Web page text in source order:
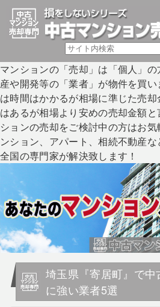
マンションの「売却」は「個人」
産や開発等の「業者」が物件を買い
は時間はかかるが相場に準じた売
はあるが相場より安めの売却金額
ションの売却をご検討中の方はお
ンション、アパート、相続不動産
全国の専門家が解決致します！
埼玉県『寄居町』で
に強い業者5選